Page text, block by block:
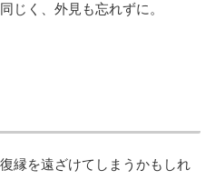
じく、外見も忘れずに。
縁を遠ざけてしまうかもしれ